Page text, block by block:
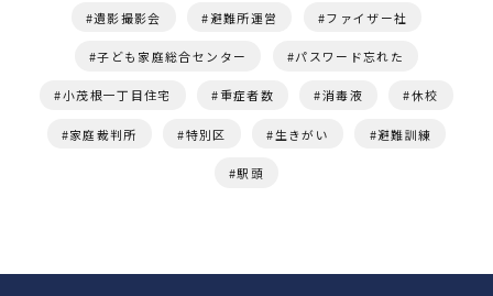
遺影撮影会 避難所運営 ファイザー社
子ども家庭総合センター パスワード忘れた
小茂根一丁目住宅 重症者数 消毒液 休校
家庭裁判所 特別区 生きがい 避難訓練
駅頭